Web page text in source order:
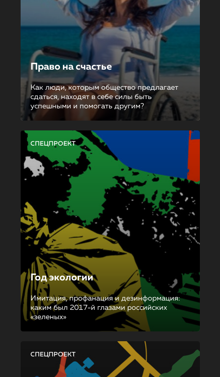
Право на счастье
Как люди, которым общество предлагает
сдаться, находят в себе силы быть
успешными и помогать другим?
СПЕЦПРОЕКТ
Год экологии
Имитация, профанация и дезинформация:
каким был 2017-й глазами российских
«зеленых»
СПЕЦПРОЕКТ